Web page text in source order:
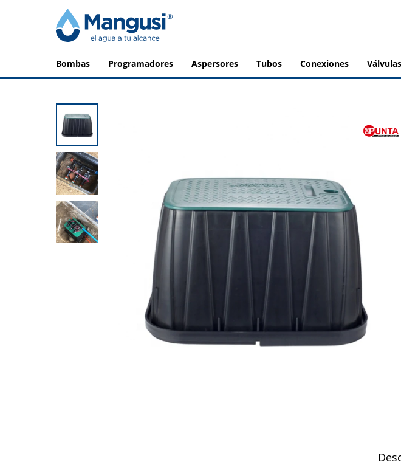
bombas programadores aspersores tubos conexiones válvulas